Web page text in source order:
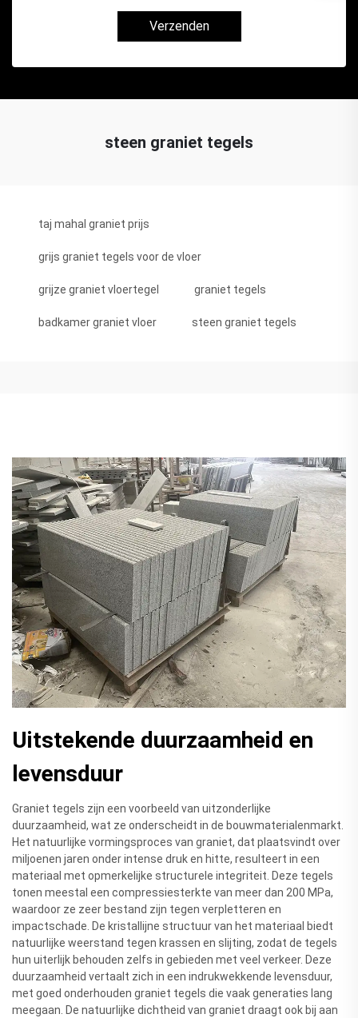
Verzenden
steen graniet tegels
taj mahal graniet prijs
grijs graniet tegels voor de vloer
grijze graniet vloertegel graniet tegels
badkamer graniet vloer steen graniet tegels
Uitstekende duurzaamheid en
levensduur
Graniet tegels zijn een voorbeeld van uitzonderlijke
duurzaamheid, wat ze onderscheidt in de bouwmaterialenmarkt.
Het natuurlijke vormingsproces van graniet, dat plaatsvindt over
miljoenen jaren onder intense druk en hitte, resulteert in een
materiaal met opmerkelijke structurele integriteit. Deze tegels
tonen meestal een compressiesterkte van meer dan 200 MPa,
waardoor ze zeer bestand zijn tegen verpletteren en
impactschade. De kristallijne structuur van het materiaal biedt
natuurlijke weerstand tegen krassen en slijting, zodat de tegels
hun uiterlijk behouden zelfs in gebieden met veel verkeer. Deze
duurzaamheid vertaalt zich in een indrukwekkende levensduur,
met goed onderhouden graniet tegels die vaak generaties lang
meegaan. De natuurlijke dichtheid van graniet draagt ook bij aan